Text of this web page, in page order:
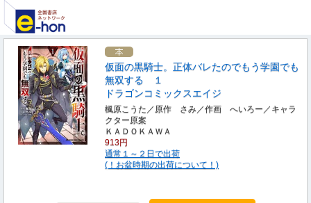
仮面の黒騎士。正体バレたのでもう学園でも
無双する １
ドラゴンコミックスエイジ
楓原こうた／原作 さみ／作画 へいろー／キャラ
クター原案
ＫＡＤＯＫＡＷＡ
913円
通常１～２日で出荷
(！お盆時期の出荷について！)